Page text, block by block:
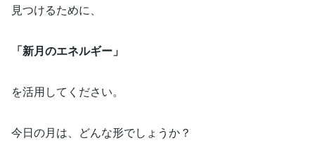
見つけるために、
「新月のエネルギー」
を活用してください。
今日の月は、どんな形でしょうか？